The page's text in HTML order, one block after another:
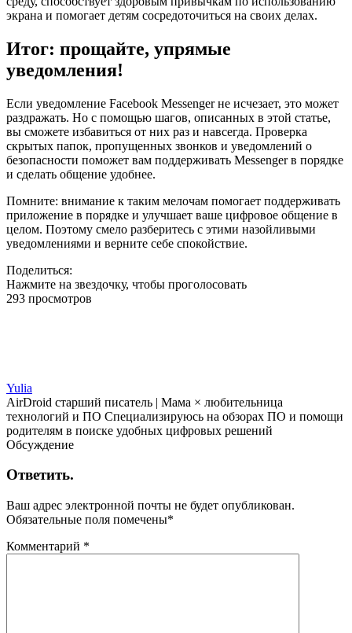
экрана и помогает детям сосредоточиться на своих делах.
Итог: прощайте, упрямые
уведомления!
Если уведомление Facebook Messenger не исчезает, это может
раздражать. Но с помощью шагов, описанных в этой статье,
вы сможете избавиться от них раз и навсегда. Проверка
скрытых папок, пропущенных звонков и уведомлений о
безопасности поможет вам поддерживать Messenger в порядке
и сделать общение удобнее.
Помните: внимание к таким мелочам помогает поддерживать
приложение в порядке и улучшает ваше цифровое общение в
целом. Поэтому смело разберитесь с этими назойливыми
уведомлениями и верните себе спокойствие.
Поделиться:
Нажмите на звездочку, чтобы проголосовать
293 просмотров
Yulia
AirDroid старший писатель | Мама × любительница
технологий и ПО Специализируюсь на обзорах ПО и помощи
родителям в поиске удобных цифровых решений
Обсуждение
Ответить.
Ваш адрес электронной почты не будет опубликован.
Обязательные поля помечены*
Комментарий *